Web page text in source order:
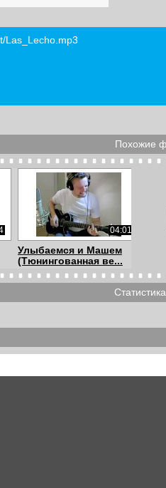
Las_Lecho.mp3
Похожие
04:01
Улыбаемся и Машем
(Тюнингованная ве...
02:08
Владимир Путин поет